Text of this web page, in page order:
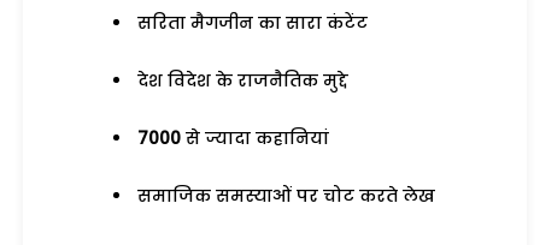
सरिता मैगजीन का सारा कंटेंट
देश विदेश के राजनैतिक मुद्दे
7000 से ज्यादा कहानियां
समाजिक समस्याओं पर चोट करते लेख